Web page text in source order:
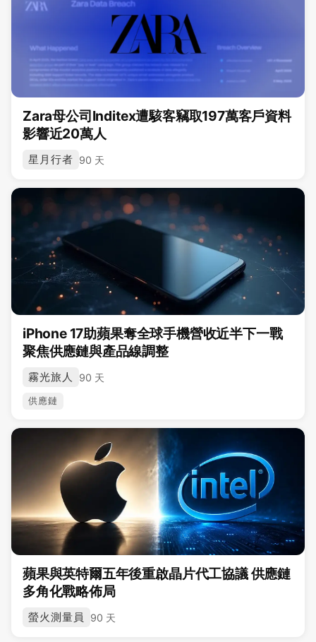
Zara母公司Inditex遭駭客竊取197萬客戶資料
影響近20萬人
星月行者 90 天
iPhone 17助蘋果奪全球手機營收近半下一戰
聚焦供應鏈與產品線調整
霧光旅人 90 天
供應鏈
蘋果與英特爾五年後重啟晶片代工協議 供應鏈
多角化戰略佈局
螢火測量員 90 天